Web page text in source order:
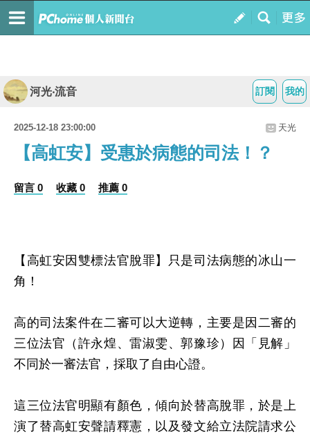
我的
訂閱
河光‧流音
2025-12-18 23:00:00 天光
【高虹安】受惠於病態的司法！？
留言 0 收藏 0 推薦 0
【高虹安因雙標法官脫罪】只是司法病態的冰山一
角！
高的司法案件在二審可以大逆轉，主要是因二審的
三位法官（許永煌、雷淑雯、郭豫珍）因「見解」
不同於一審法官，採取了自由心證。
這三位法官明顯有顏色，傾向於替高脫罪，於是上
演了替高虹安聲請釋憲，以及發文給立法院請求公